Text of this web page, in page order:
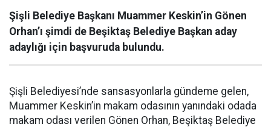
Şişli Belediye Başkanı Muammer Keskin’in Gönen
Orhan’ı şimdi de Beşiktaş Belediye Başkan aday
adaylığı için başvuruda bulundu.
Şişli Belediyesi’nde sansasyonlarla gündeme gelen,
Muammer Keskin’in makam odasının yanındaki odada
makam odası verilen Gönen Orhan, Beşiktaş Belediye